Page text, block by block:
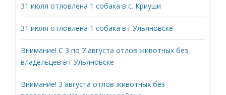
31 июля отловлена 1 собака в с. Криуши
31 июля отловлена 1 собака в г.Ульяновске
Внимание! С 3 по 7 августа отлов животных без
владельцев в г.Ульяновске
Внимание! 3 августа отлов животных без